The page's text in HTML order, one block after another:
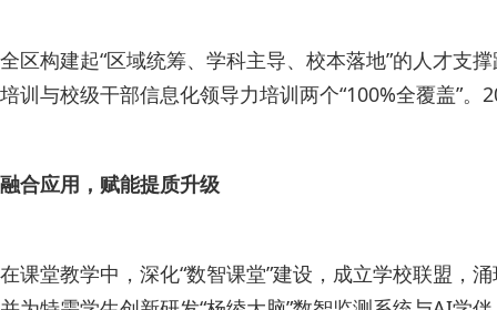
全区构建起“区域统筹、学科主导、校本落地”的人才支
培训与校级干部信息化领导力培训两个“100%全覆盖”
融合应用，赋能提质升级
在课堂教学中，深化“数智课堂”建设，成立学校联盟，